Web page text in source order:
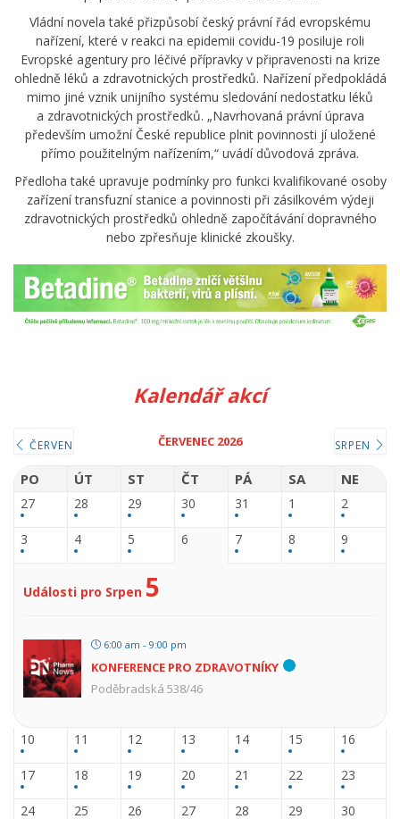
Vládní novela také přizpůsobí český právní řád evropskému
nařízení, které v reakci na epidemii covidu-19 posiluje roli
Evropské agentury pro léčivé přípravky v připravenosti na krize
ohledně léků a zdravotnických prostředků. Nařízení předpokládá
mimo jiné vznik unijního systému sledování nedostatku léků
a zdravotnických prostředků. „Navrhovaná právní úprava
především umožní České republice plnit povinnosti jí uložené
přímo použitelným nařízením,“ uvádí důvodová zpráva.
Předloha také upravuje podmínky pro funkci kvalifikované osoby
zařízení transfuzní stanice a povinnosti při zásilkovém výdeji
zdravotnických prostředků ohledně započítávání dopravného
nebo zpřesňuje klinické zkoušky.
Kalendář akcí
ČERVEN ČERVENEC 2026 SRPEN
PO ÚT ST ČT PÁ SA NE
27 28 29 30 31 1 2
3 4 5 6 7 8 9
Události pro Srpen 5
6:00 am - 9:00 pm
KONFERENCE PRO ZDRAVOTNÍKY
Poděbradská 538/46
10 11 12 13 14 15 16
17 18 19 20 21 22 23
24 25 26 27 28 29 30